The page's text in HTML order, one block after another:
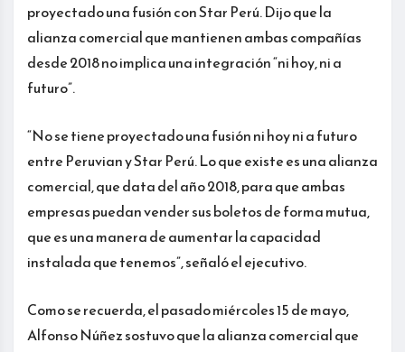
proyectado una fusión con Star Perú. Dijo que la
alianza comercial que mantienen ambas compañías
desde 2018 no implica una integración “ni hoy, ni a
futuro”.
“No se tiene proyectado una fusión ni hoy ni a futuro
entre Peruvian y Star Perú. Lo que existe es una alianza
comercial, que data del año 2018, para que ambas
empresas puedan vender sus boletos de forma mutua,
que es una manera de aumentar la capacidad
instalada que tenemos”, señaló el ejecutivo.
Como se recuerda, el pasado miércoles 15 de mayo,
Alfonso Núñez sostuvo que la alianza comercial que